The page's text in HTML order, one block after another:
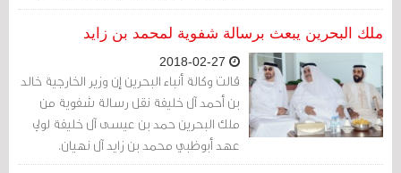
سوريا.
ملك البحرين يبعث برسالة شفوية لمحمد بن زايد
قالت وكالة أنباء البحرين إن وزير الخارجية خالد
بن أحمد آل خليفة نقل رسالة شفوية من
ملك البحرين حمد بن عيسى آل خليفة لولي
عهد أبوظبي محمد بن زايد آل نهيان.